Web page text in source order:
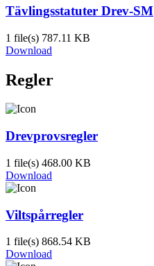
Tävlingsstatuter Drev-SM
1 file(s) 787.11 KB
Download
Regler
Drevprovsregler
1 file(s) 468.00 KB
Download
Viltspårregler
1 file(s) 868.54 KB
Download